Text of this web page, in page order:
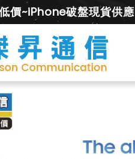
價~iPhone破盤現貨供應